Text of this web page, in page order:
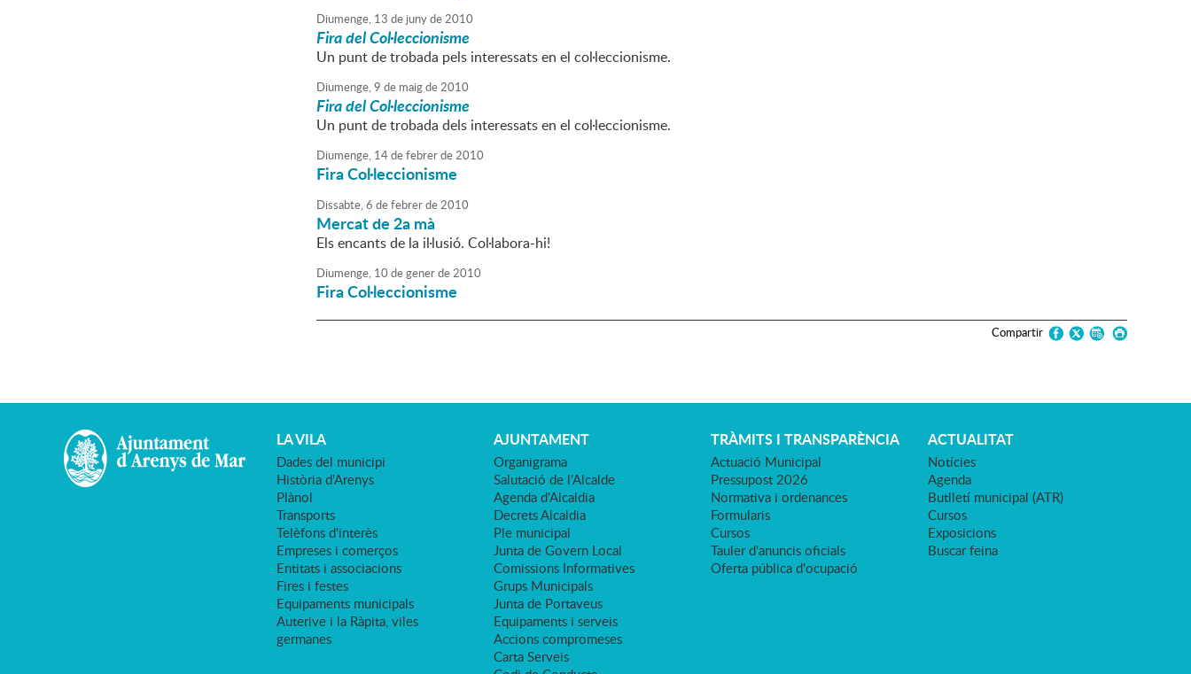
Diumenge, 13 de junyde2010
Fira del Col·leccionisme
Un punt de trobada pels interessats en el col·leccionisme.
Diumenge,9 de maigde2010
Fira del Col·leccionisme
Un punt de trobada dels interessats en el col·leccionisme.
Diumenge, 14defebrerde2010
Fira Col·leccionisme
Dissabte,6 defebrerde2010
Mercat de 2a mà
Els encants de la il·lusió. Col·labora-hi!
Diumenge, 10 degenerde2010
Fira Col·leccionisme
Compartir
LA VILA
Dades del municipi
Història d'Arenys
Plànol
Transports
Telèfons d'interès
Empreses i comerços
Entitats i associacions
Fires i festes
Equipaments municipals
Auterive i la Ràpita, viles
germanes
AJUNTAMENT
Organigrama
Salutació de l'Alcalde
Agenda d'Alcaldia
Decrets Alcaldia
Ple municipal
Junta de Govern Local
Comissions Informatives
Grups Municipals
Junta de Portaveus
Equipaments i serveis
Accions compromeses
Carta Serveis
TRÀMITS I TRANSPARÈNCIA
Actuació Municipal
Pressupost 2026
Normativa i ordenances
Formularis
Cursos
Tauler d'anuncis oficials
Oferta pública d'ocupació
ACTUALITAT
Notícies
Agenda
Butlletí municipal (ATR)
Cursos
Exposicions
Buscar feina